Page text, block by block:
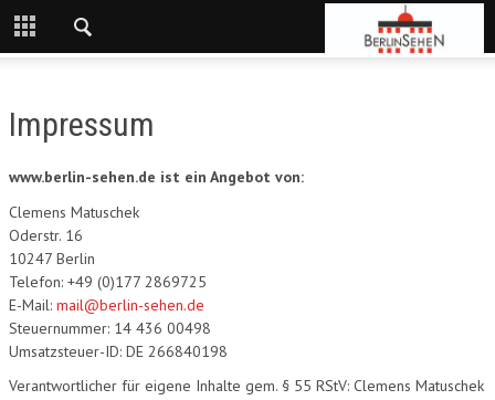
Impressum
www.berlin-sehen.de ist ein Angebot von:
Clemens Matuschek
Oderstr. 16
10247 Berlin
Telefon: +49 (0)177 2869725
E-Mail: mail@berlin-sehen.de
Steuernummer: 14 436 00498
Umsatzsteuer-ID: DE 266840198
Verantwortlicher für eigene Inhalte gem. § 55 RStV: Clemens Matuschek